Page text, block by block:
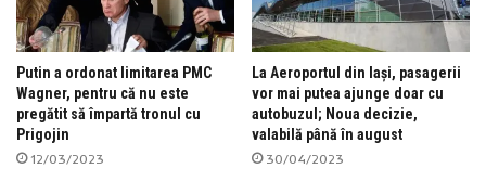
Putin a ordonat limitarea PMC
Wagner, pentru că nu este
pregătit să împartă tronul cu
Prigojin
12/03/2023
La Aeroportul din Iași, pasagerii
vor mai putea ajunge doar cu
autobuzul; Noua decizie,
valabilă până în august
30/04/2023